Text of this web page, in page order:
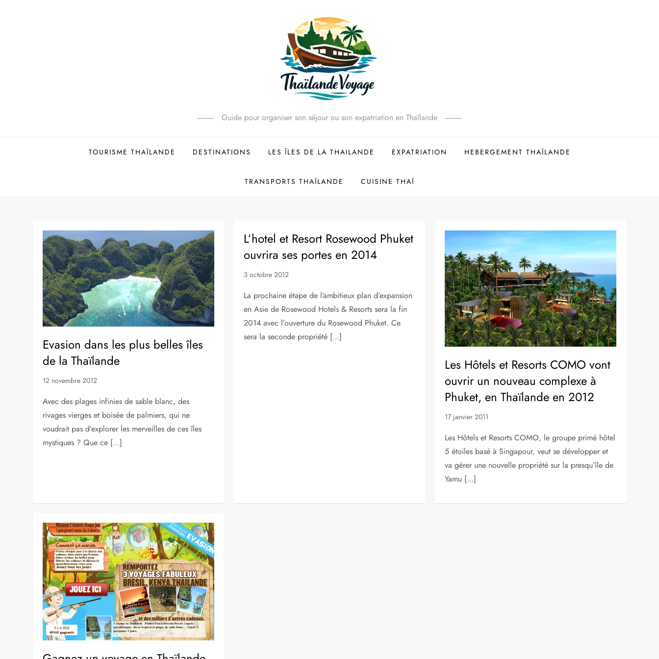
Guide pour organiser son séjour ou son expatriation en Thaïlande
TOURISME THAÏLANDE DESTINATIONS LES ÎLES DE LA THAILANDE EXPATRIATION HEBERGEMENT THAÏLANDE
TRANSPORTS THAÏLANDE CUISINE THAÏ
Evasion dans les plus belles îles
de la Thaïlande
12 novembre 2012
Avec des plages infinies de sable blanc, des
rivages vierges et boisée de palmiers, qui ne
voudrait pas d’explorer les merveilles de ces îles
mystiques ? Que ce […]
L’hotel et Resort Rosewood Phuket
ouvrira ses portes en 2014
3 octobre 2012
La prochaine étape de l’ambitieux plan d’expansion
en Asie de Rosewood Hotels & Resorts sera la fin
2014 avec l’ouverture du Rosewood Phuket. Ce
sera la seconde propriété […]
Les Hôtels et Resorts COMO vont
ouvrir un nouveau complexe à
Phuket, en Thaïlande en 2012
17 janvier 2011
Les Hôtels et Resorts COMO, le groupe primé hôtel
5 étoiles basé à Singapour, veut se développer et
va gérer une nouvelle propriété sur la presqu’île de
Yamu […]